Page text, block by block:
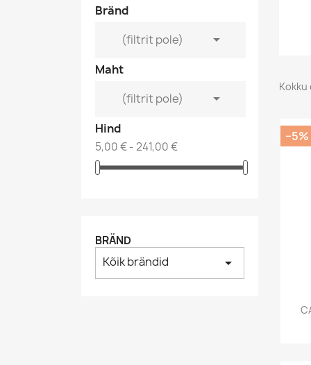
Bränd
(filtrit pole)

Maht
(filtrit pole)

Hind
5,00 € - 241,00 €
BRÄND
Kõik brändid arrow_drop_down
−5%